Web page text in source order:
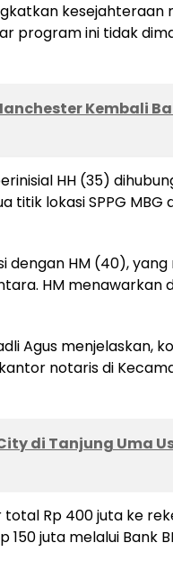
kesejahteraan
program ini tidak
Kembali
HH (35)
titik lokasi SPPG
dengan HM (40),
HM menawarkan
Agus menjelaskan,
notaris di
di Tanjung Uma
Rp 400 juta ke
150 juta melalui Bank